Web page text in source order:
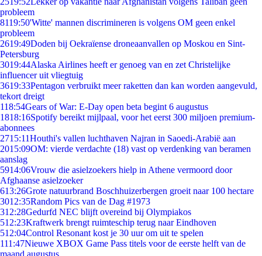
probleem
8119:50'Witte' mannen discrimineren is volgens OM geen enkel
probleem
2619:49Doden bij Oekraïense droneaanvallen op Moskou en Sint-
Petersburg
3019:44Alaska Airlines heeft er genoeg van en zet Christelijke
influencer uit vliegtuig
3619:33Pentagon verbruikt meer raketten dan kan worden aangevuld,
tekort dreigt
118:54Gears of War: E-Day open beta begint 6 augustus
1818:16Spotify bereikt mijlpaal, voor het eerst 300 miljoen premium-
abonnees
2715:11Houthi's vallen luchthaven Najran in Saoedi-Arabië aan
2015:09OM: vierde verdachte (18) vast op verdenking van beramen
aanslag
5914:06Vrouw die asielzoekers hielp in Athene vermoord door
Afghaanse asielzoeker
613:26Grote natuurbrand Boschhuizerbergen groeit naar 100 hectare
3012:35Random Pics van de Dag #1973
312:28Gedurfd NEC blijft overeind bij Olympiakos
512:23Kraftwerk brengt ruimteschip terug naar Eindhoven
512:04Control Resonant kost je 30 uur om uit te spelen
111:47Nieuwe XBOX Game Pass titels voor de eerste helft van de
maand augustus